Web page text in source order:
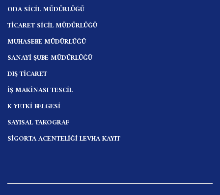
ODA SİCİL MÜDÜRLÜĞÜ
TİCARET SİCİL MÜDÜRLÜĞÜ
MUHASEBE MÜDÜRLÜĞÜ
SANAYİ ŞUBE MÜDÜRLÜĞÜ
DIŞ TİCARET
İŞ MAKİNASI TESCİL
K YETKİ BELGESİ
SAYISAL TAKOGRAF
SİGORTA ACENTELİĞİ LEVHA KAYIT